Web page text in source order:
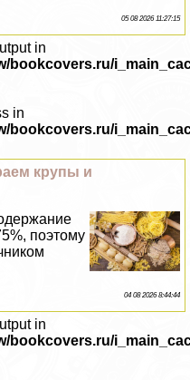
05 08 2026 11:27:15
in
bookcovers.ru/
in
bookcovers.ru/
крупы и
поэтому
04 08 2026 8:44:44
in
bookcovers.ru/